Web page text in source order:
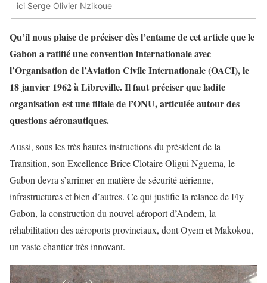
ici Serge Olivier Nzikoue
Qu’il nous plaise de préciser dès l’entame de cet article que le
Gabon a ratifié une convention internationale avec
l’Organisation de l’Aviation Civile Internationale (OACI), le
18 janvier 1962 à Libreville. Il faut préciser que ladite
organisation est une filiale de l’ONU, articulée autour des
questions aéronautiques.
Aussi, sous les très hautes instructions du président de la
Transition, son Excellence Brice Clotaire Oligui Nguema, le
Gabon devra s’arrimer en matière de sécurité aérienne,
infrastructures et bien d’autres. Ce qui justifie la relance de Fly
Gabon, la construction du nouvel aéroport d’Andem, la
réhabilitation des aéroports provinciaux, dont Oyem et Makokou,
un vaste chantier très innovant.